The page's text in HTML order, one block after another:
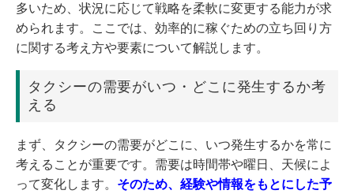
多いため、状況に応じて戦略を柔軟に変更する能力が求
められます。ここでは、効率的に稼ぐための立ち回り方
に関する考え方や要素について解説します。
タクシーの需要がいつ・どこに発生するか考
える
まず、タクシーの需要がどこに、いつ発生するかを常に
考えることが重要です。需要は時間帯や曜日、天候によ
って変化します。 そのため、経験や情報をもとにした予